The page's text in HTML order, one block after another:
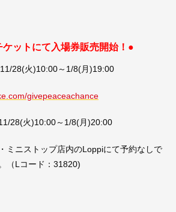
ケットにて入場券販売開始！●
28(火)10:00～1/8(月)19:00
givepeaceachance
28(火)10:00～1/8(月)20:00
ミニストップ店内のLoppiにて予約なしで
（Lコード：31820)